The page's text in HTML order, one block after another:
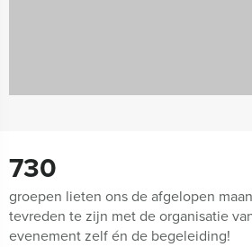
730
groepen lieten ons de afgelopen
tevreden te zijn met de organisatie
evenement zelf én de begeleiding!